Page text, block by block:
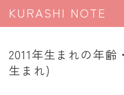
KURASHI NOTE
暮らしの雑学
2011年生まれの年
生まれ)